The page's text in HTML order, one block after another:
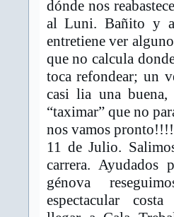
dónde nos
al Luni. Bañito y
entretiene ver
que no calcula
toca refondear; un
casi lia una
“taximar” que no
nos vamos pronto!!!!
11 de Julio.
carrera. Ayudados
génova
espectacular costa